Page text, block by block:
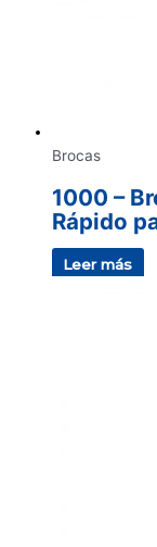
Brocas
1000 –
Rápido
Leer más